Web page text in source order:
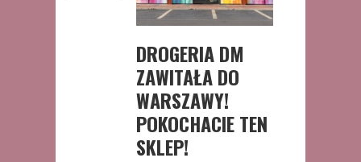
DROGERIA DM
ZAWITAŁA DO
WARSZAWY!
POKOCHACIE TEN
SKLEP!